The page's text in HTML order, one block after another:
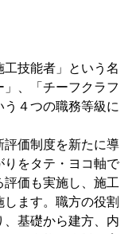
技能者」という名
、「チーフクラフ
４つの職務等級に
価制度を新たに導
りをタテ・ヨコ軸で
価も実施し、施工
ます。職方の役割
基礎から建方、内